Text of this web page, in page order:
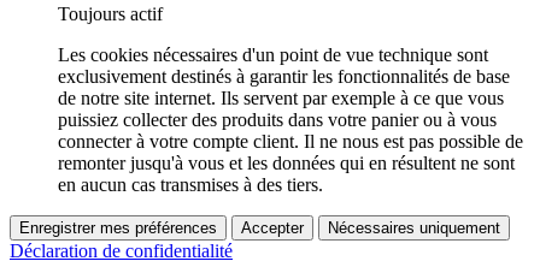
Toujours actif
Les cookies nécessaires d'un point de vue technique sont
exclusivement destinés à garantir les fonctionnalités de base
de notre site internet. Ils servent par exemple à ce que vous
puissiez collecter des produits dans votre panier ou à vous
connecter à votre compte client. Il ne nous est pas possible de
remonter jusqu'à vous et les données qui en résultent ne sont
en aucun cas transmises à des tiers.
Enregistrer mes préférences Accepter Nécessaires uniquement
Déclaration de confidentialité